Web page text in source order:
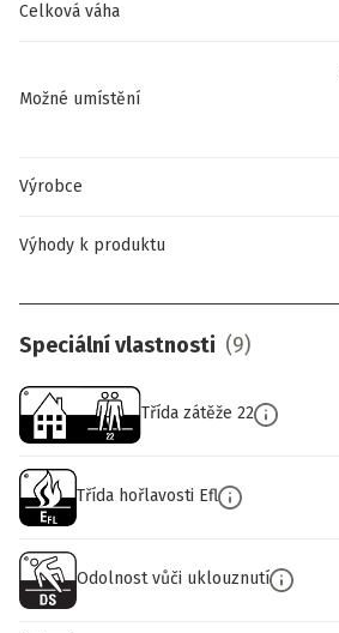
Celková váha
Možné umístění
Výrobce
Výhody k produktu
Speciální vlastnosti (9)
Třída zátěže 22
Třída hořlavosti Efl
Odolnost vůči uklouznutí